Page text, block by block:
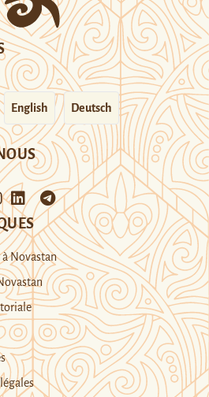
English Deutsch
à Novastan